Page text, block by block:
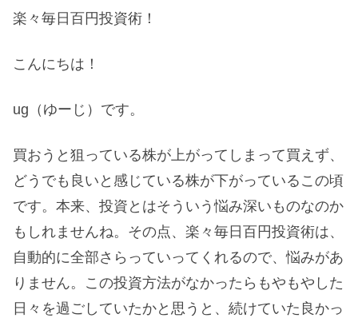
楽々毎日百円投資術！
こんにちは！
ug（ゆーじ）です。
買おうと狙っている株が上がってしまって買えず、
どうでも良いと感じている株が下がっているこの頃
です。本来、投資とはそういう悩み深いものなのか
もしれませんね。その点、楽々毎日百円投資術は、
自動的に全部さらっていってくれるので、悩みがあ
りません。この投資方法がなかったらもやもやした
日々を過ごしていたかと思うと、続けていた良かっ